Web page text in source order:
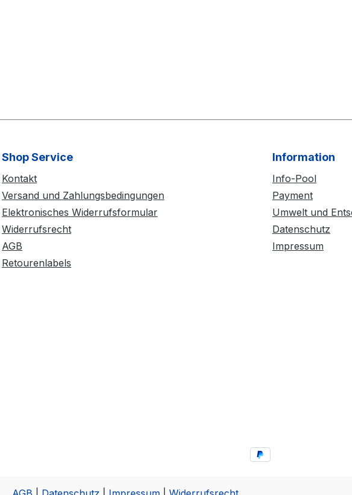
Shop Service
Kontakt
Versand und Zahlungsbedingungen
Elektronisches Widerrufsformular
Widerrufsrecht
AGB
Retourenlabels
Information
Info-Pool
Payment
Umwelt und
Datenschutz
Impressum